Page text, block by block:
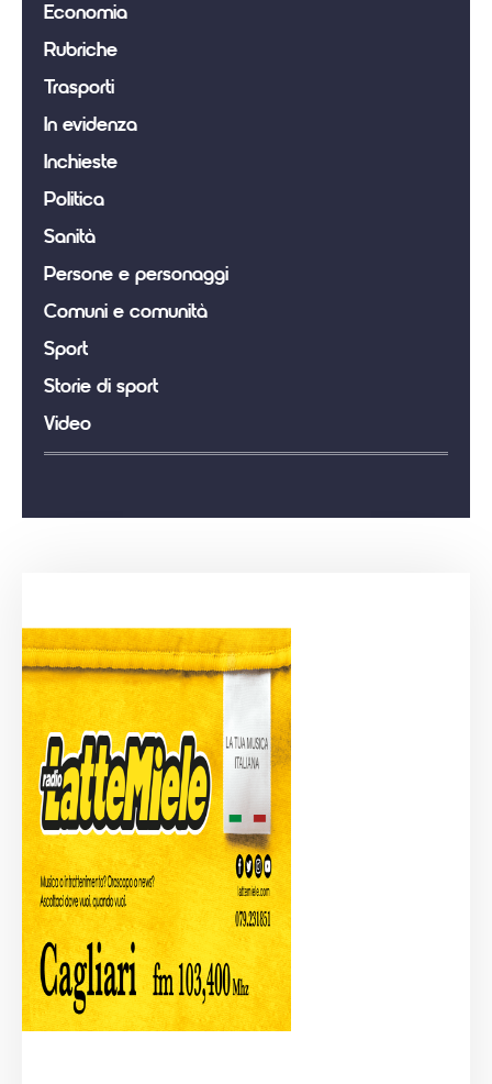
Economia
Rubriche
Trasporti
In evidenza
Inchieste
Politica
Sanità
Persone e personaggi
Comuni e comunità
Sport
Storie di sport
Video